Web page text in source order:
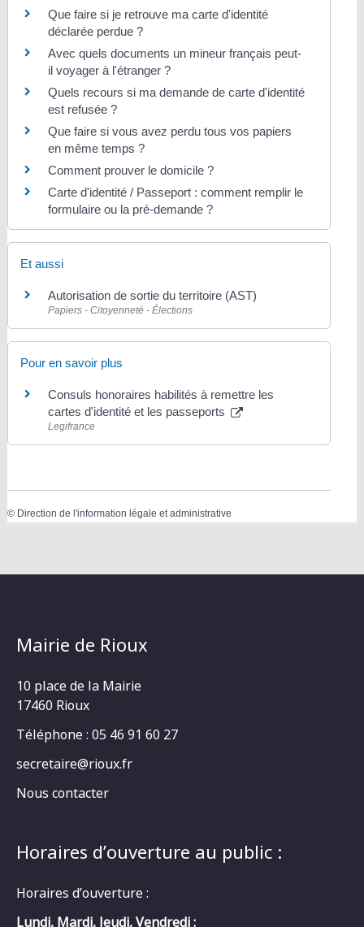
Que faire si je retrouve ma carte d'identité
déclarée perdue ?
Avec quels documents un mineur français peut-
il voyager à l'étranger ?
Quels recours si ma demande de carte d'identité
est refusée ?
Que faire si vous avez perdu tous vos papiers
en même temps ?
Comment prouver le domicile ?
Carte d'identité / Passeport : comment remplir le
formulaire ou la pré-demande ?
Et aussi
Autorisation de sortie du territoire (AST)
Papiers - Citoyenneté - Élections
Pour en savoir plus
Consuls honoraires habilités à remettre les
cartes d'identité et les passeports
Legifrance
© Direction de l'information légale et administrative
Mairie de Rioux
10 place de la Mairie
17460 Rioux
Téléphone : 05 46 91 60 27
secretaire@rioux.fr
Nous contacter
Horaires d’ouverture au public :
Horaires d’ouverture :
Lundi, Mardi, Jeudi, Vendredi :